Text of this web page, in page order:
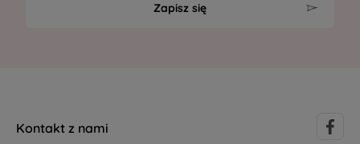
Zapisz się
Kontakt z nami